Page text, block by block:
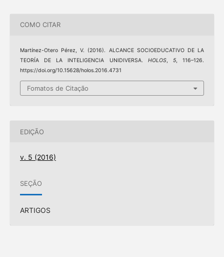
COMO CITAR
Martínez-Otero Pérez, V. (2016). ALCANCE SOCIOEDUCATIVO DE LA
TEORÍA DE LA INTELIGENCIA UNIDIVERSA. HOLOS, 5, 116–126.
https://doi.org/10.15628/holos.2016.4731
Fomatos de Citação
EDIÇÃO
v. 5 (2016)
SEÇÃO
ARTIGOS